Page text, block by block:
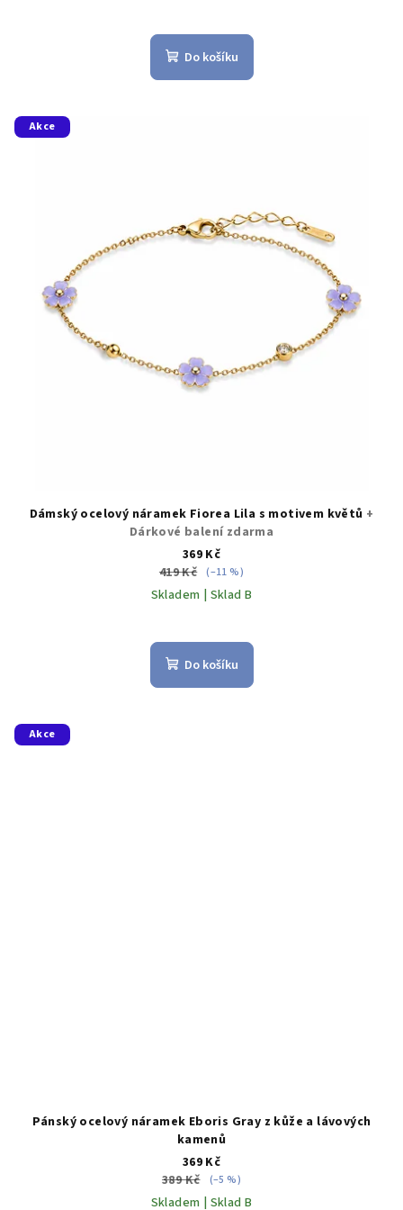
Do košíku
Akce
Dámský ocelový náramek Fiorea Lila s motivem květů +
Dárkové balení zdarma
369 Kč
419 Kč (–11 %)
Skladem | Sklad B
Do košíku
Akce
Pánský ocelový náramek Eboris Gray z kůže a lávových
kamenů
369 Kč
389 Kč
(–5 %)
Skladem | Sklad B